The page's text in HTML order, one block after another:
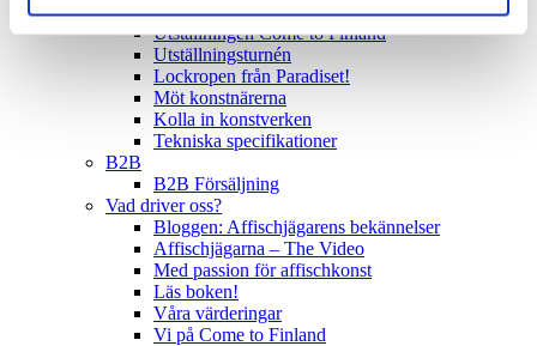
Allt om utställningen
Utställningen Come to Finland
Utställningsturnén
Lockropen från Paradiset!
Möt konstnärerna
Kolla in konstverken
Tekniska specifikationer
B2B
B2B Försäljning
Vad driver oss?
Bloggen: Affischjägarens bekännelser
Affischjägarna – The Video
Med passion för affischkonst
Läs boken!
Våra värderingar
Vi på Come to Finland